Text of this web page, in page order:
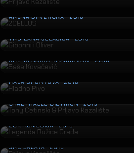
2CELLOS
ARENA DI VERONA · 2016
Gibonni i Oliver
TRG BANA JELAČIĆA · 2016
Saša Kovačević
ARENA BORIS TRAJKOVSKI · 2016
Hladno Pivo
HALA SPORTOVA · 2016
Tony Cetinski & Prljavo
STADTHALLE DIETIKON · 2015
Legenda Ružice Grada
ZGK KOMEDIJA · 2015
Prljavo Kazalište
ŠRC ŠALATA · 2015